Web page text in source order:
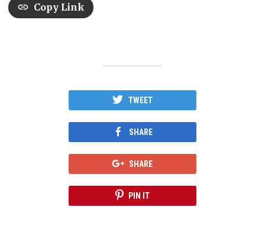
Copy Link
TWEET
SHARE
SHARE
PIN IT